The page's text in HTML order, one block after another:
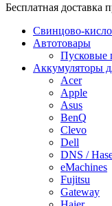
Бесплатная доставка
Cвинцово-
Автотовары
Пусковые
Аккумуляторы
Acer
Apple
Asus
BenQ
Clevo
Dell
DNS /
eMachines
Fujitsu
Gateway